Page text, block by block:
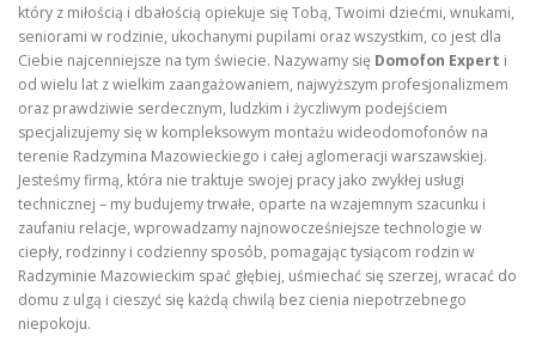
który z miłością i dbałością opiekuje się Tobą, Twoimi dziećmi, wnukami,
seniorami w rodzinie, ukochanymi pupilami oraz wszystkim, co jest dla
Ciebie najcenniejsze na tym świecie. Nazywamy się Domofon Expert i
od wielu lat z wielkim zaangażowaniem, najwyższym profesjonalizmem
oraz prawdziwie serdecznym, ludzkim i życzliwym podejściem
specjalizujemy się w kompleksowym montażu wideodomofonów na
terenie Radzymina Mazowieckiego i całej aglomeracji warszawskiej.
Jesteśmy firmą, która nie traktuje swojej pracy jako zwykłej usługi
technicznej – my budujemy trwałe, oparte na wzajemnym szacunku i
zaufaniu relacje, wprowadzamy najnowocześniejsze technologie w
ciepły, rodzinny i codzienny sposób, pomagając tysiącom rodzin w
Radzyminie Mazowieckim spać głębiej, uśmiechać się szerzej, wracać do
domu z ulgą i cieszyć się każdą chwilą bez cienia niepotrzebnego
niepokoju.